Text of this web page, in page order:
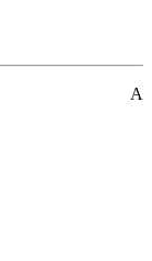
A